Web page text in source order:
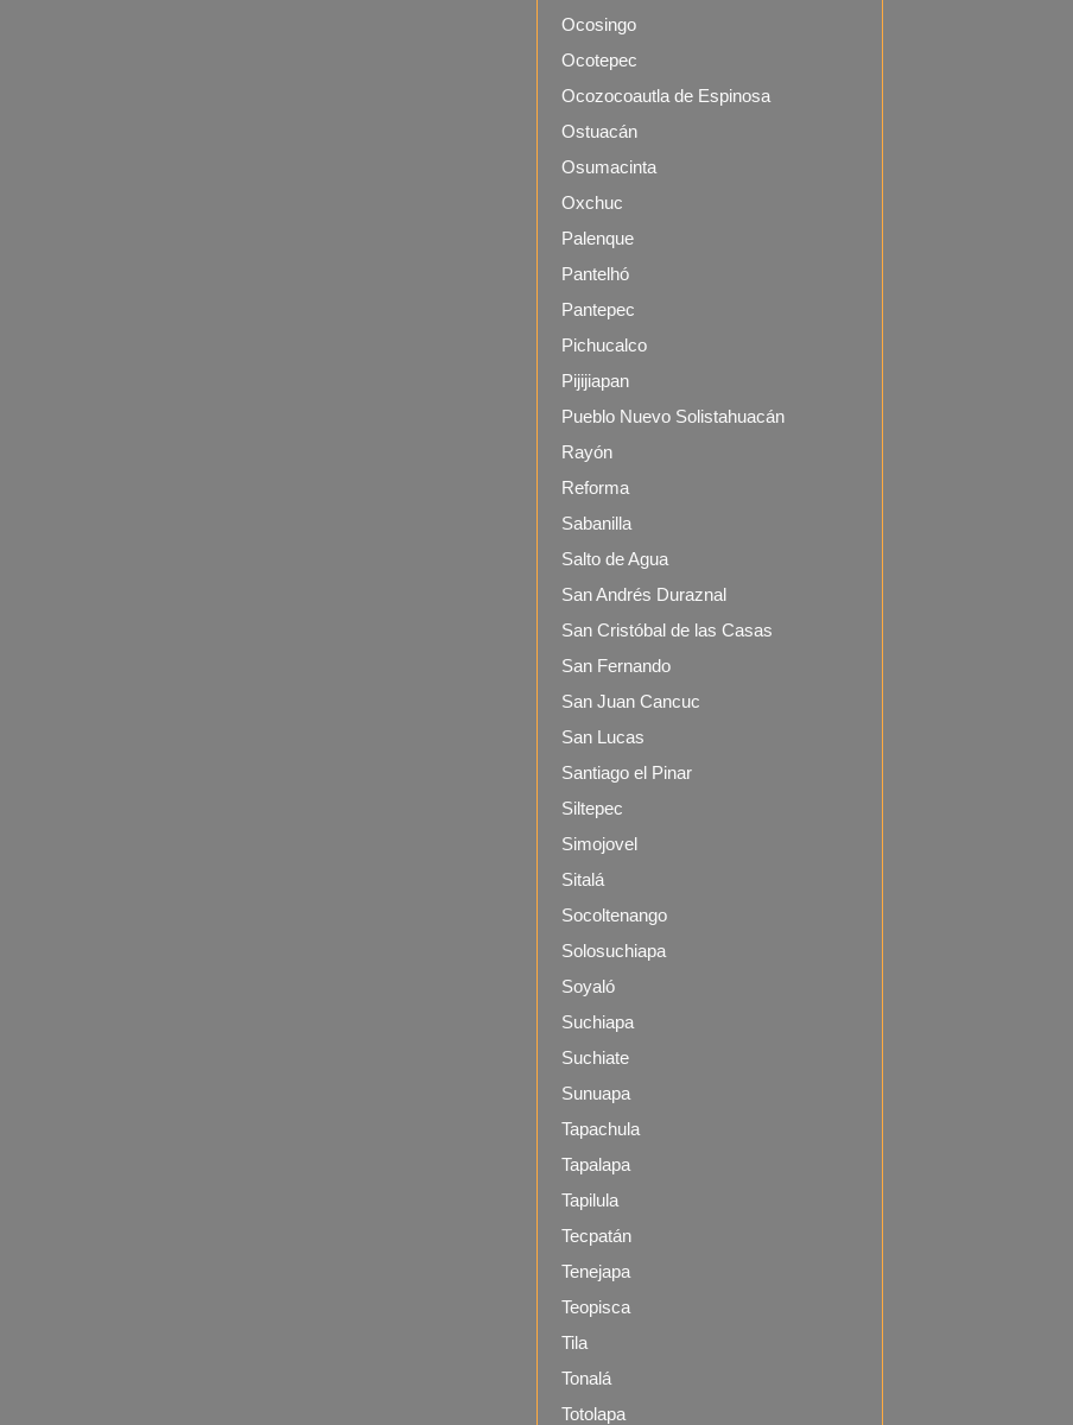
Ocosingo
Ocotepec
Ocozocoautla de Espinosa
Ostuacán
Osumacinta
Oxchuc
Palenque
Pantelhó
Pantepec
Pichucalco
Pijijiapan
Pueblo Nuevo Solistahuacán
Rayón
Reforma
Sabanilla
Salto de Agua
San Andrés Duraznal
San Cristóbal de las Casas
San Fernando
San Juan Cancuc
San Lucas
Santiago el Pinar
Siltepec
Simojovel
Sitalá
Socoltenango
Solosuchiapa
Soyaló
Suchiapa
Suchiate
Sunuapa
Tapachula
Tapalapa
Tapilula
Tecpatán
Tenejapa
Teopisca
Tila
Tonalá
Totolapa